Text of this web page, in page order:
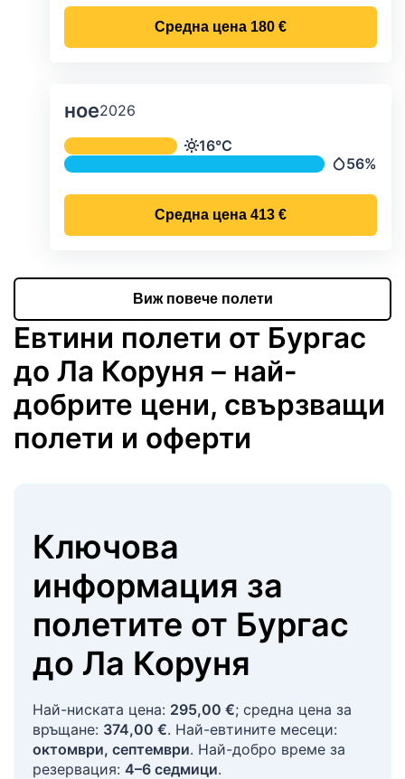
Средна цена 180 €
ное2026
Средна месечна температура и
Температура
16°C
Валежи
56%
Средна цена 413 €
Виж повече полети
Евтини полети от Бургас
до Ла Коруня – най-
добрите цени, свързващи
полети и оферти
Ключова
информация за
полетите от Бургас
до Ла Коруня
Най-ниската цена: 295,00 €; средна цена за
връщане: 374,00 €. Най-евтините месеци:
октомври, септември. Най-добро време за
резервация: 4–6 седмици.